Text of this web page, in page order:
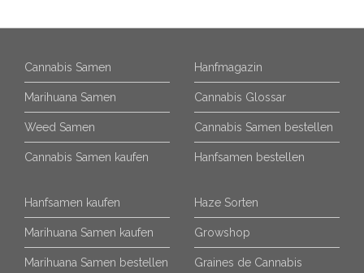
Cannabis Samen
Marihuana Samen
Weed Samen
Cannabis Samen kaufen
Hanfmagazin
Cannabis Glossar
Cannabis Samen bestellen
Hanfsamen bestellen
Hanfsamen kaufen
Marihuana Samen kaufen
Marihuana Samen bestellen
Haze Sorten
Growshop
Graines de Cannabis